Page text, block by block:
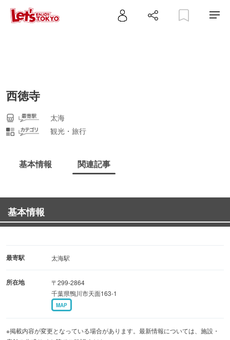
西徳寺
太海
観光・旅行
基本情報 関連記事
基本情報
最寄駅 太海駅
所在地
〒299-2864
千葉県鴨川市天面163-1
MAP
※掲載内容が変更となっている場合があります。最新情報については、施設・